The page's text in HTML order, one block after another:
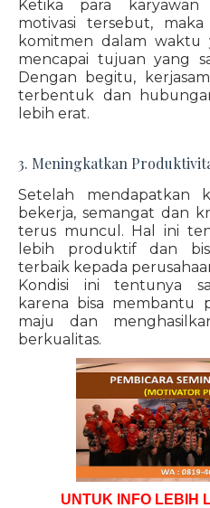
Ketika para karyawan
motivasi tersebut,
komitmen dalam waktu
mencapai tujuan yang
Dengan begitu,
terbentuk dan
lebih erat.
3. Meningkatkan
Setelah mendapatkan
bekerja, semangat dan
terus muncul. Hal ini
lebih produktif dan
terbaik kepada
Kondisi ini tentunya
karena bisa membantu
maju dan
berkualitas.
UNTUK INFO LEBIH